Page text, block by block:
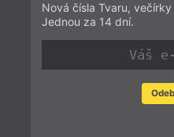
Nová čísla Tvaru,
Jednou za 14 dní.